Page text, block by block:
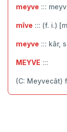
meyve :::
mîve ::: (f. i.)
meyve ::: kâr,
MEYVE :::
(C: Meyvecât)